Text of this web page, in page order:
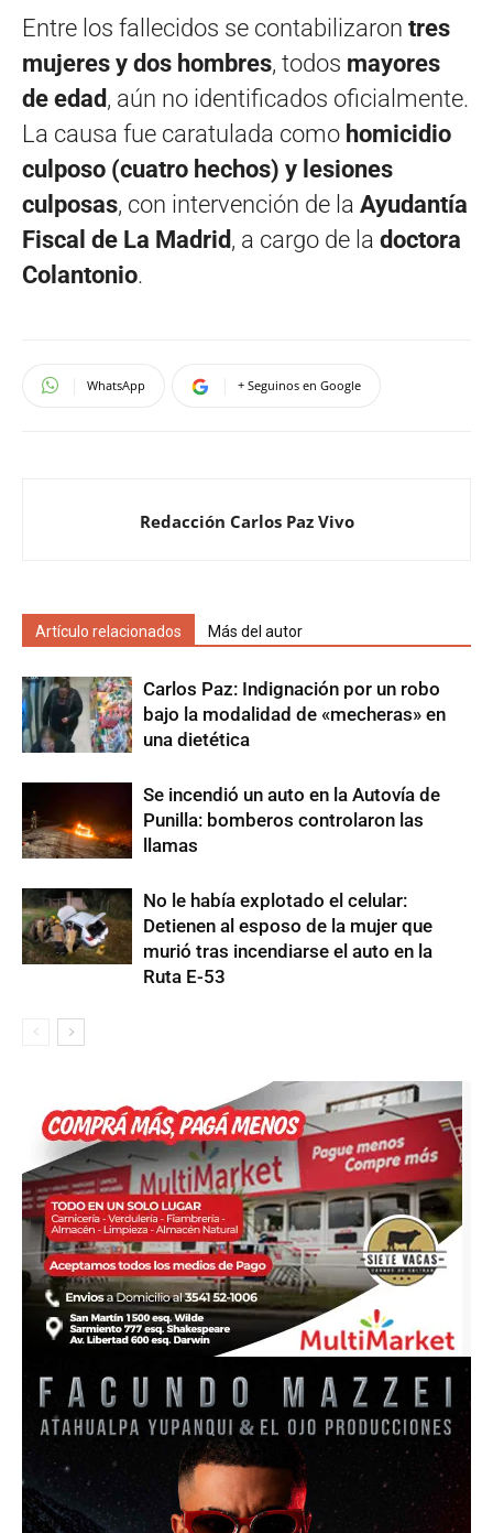
Entre los fallecidos se contabilizaron tres
mujeres y dos hombres, todos mayores
de edad , aún no identificados oficialmente.
La causa fue caratulada como homicidio
culposo (cuatro hechos) y lesiones
culposas, con intervención de la Ayudantía
Fiscal de La Madrid , a cargo de la doctora
Colantonio.
WhatsApp + Seguinos en Google
Redacción Carlos Paz Vivo
Artículo relacionados Más del autor
Carlos Paz: Indignación por un robo
bajo la modalidad de «mecheras» en
una dietética
Se incendió un auto en la Autovía de
Punilla: bomberos controlaron las
llamas
No le había explotado el celular:
Detienen al esposo de la mujer que
murió tras incendiarse el auto en la
Ruta E-53